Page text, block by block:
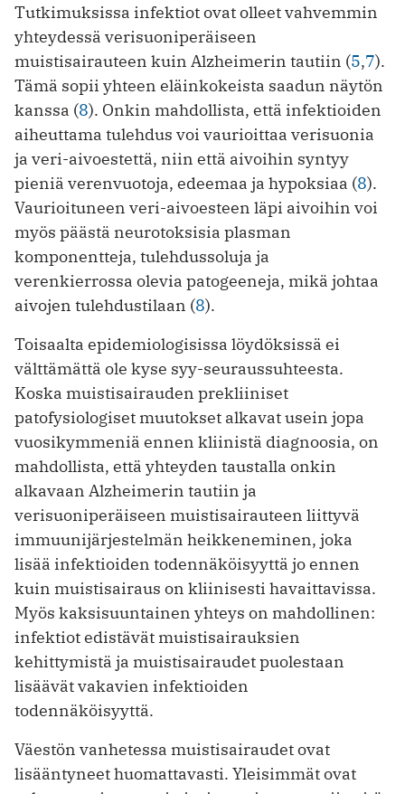
Tutkimuksissa infektiot ovat olleet vahvemmin
yhteydessä verisuoniperäiseen
muistisairauteen kuin Alzheimerin tautiin (5,7).
Tämä sopii yhteen eläinkokeista saadun näytön
kanssa (8). Onkin mahdollista, että infektioiden
aiheuttama tulehdus voi vaurioittaa verisuonia
ja veri-aivoestettä, niin että aivoihin syntyy
pieniä verenvuotoja, edeemaa ja hypoksiaa (8).
Vaurioituneen veri-aivoesteen läpi aivoihin voi
myös päästä neurotoksisia plasman
komponentteja, tulehdussoluja ja
verenkierrossa olevia patogeeneja, mikä johtaa
aivojen tulehdustilaan (8).
Toisaalta epidemiologisissa löydöksissä ei
välttämättä ole kyse syy-seuraussuhteesta.
Koska muistisairauden prekliiniset
patofysiologiset muutokset alkavat usein jopa
vuosikymmeniä ennen kliinistä diagnoosia, on
mahdollista, että yhteyden taustalla onkin
alkavaan Alzheimerin tautiin ja
verisuoniperäiseen muistisairauteen liittyvä
immuunijärjestelmän heikkeneminen, joka
lisää infektioiden todennäköisyyttä jo ennen
kuin muistisairaus on kliinisesti havaittavissa.
Myös kaksisuuntainen yhteys on mahdollinen:
infektiot edistävät muistisairauksien
kehittymistä ja muistisairaudet puolestaan
lisäävät vakavien infektioiden
todennäköisyyttä.
Väestön vanhetessa muistisairaudet ovat
lisääntyneet huomattavasti. Yleisimmät ovat